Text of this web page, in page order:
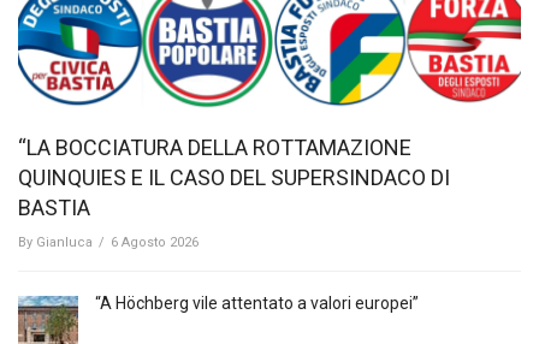
“LA BOCCIATURA DELLA ROTTAMAZIONE
QUINQUIES E IL CASO DEL SUPERSINDACO DI
BASTIA
By Gianluca / 6 Agosto 2026
“A Höchberg vile attentato a valori europei”